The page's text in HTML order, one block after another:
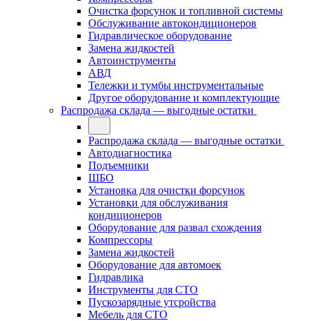
Очистка форсунок и топливной системы
Обслуживание автокондиционеров
Гидравлическое оборудование
Замена жидкостей
Автоинструменты
АВД
Тележки и тумбы инструментальные
Другое оборудование и комплектующие
Распродажа склада — выгодные остатки
Распродажа склада — выгодные остатки
Автодиагностика
Подъемники
ШБО
Установка для очистки форсунок
Установки для обслуживания
кондиционеров
Оборудование для развал схождения
Компрессоры
Замена жидкостей
Оборудование для автомоек
Гидравлика
Инструменты для СТО
Пускозарядные утсройства
Мебель для СТО